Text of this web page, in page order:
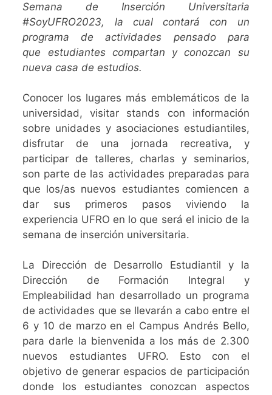
Semana de Inserción Universitaria
#SoyUFRO2023, la cual contará con un
programa de actividades pensado para
que estudiantes compartan y conozcan su
nueva casa de estudios.
Conocer los lugares más emblemáticos de la
universidad, visitar stands con información
sobre unidades y asociaciones estudiantiles,
disfrutar de una jornada recreativa, y
participar de talleres, charlas y seminarios,
son parte de las actividades preparadas para
que los/as nuevos estudiantes comiencen a
dar sus primeros pasos viviendo la
experiencia UFRO en lo que será el inicio de la
semana de inserción universitaria.
La Dirección de Desarrollo Estudiantil y la
Dirección de Formación Integral y
Empleabilidad han desarrollado un programa
de actividades que se llevarán a cabo entre el
6 y 10 de marzo en el Campus Andrés Bello,
para darle la bienvenida a los más de 2.300
nuevos estudiantes UFRO. Esto con el
objetivo de generar espacios de participación
donde los estudiantes conozcan aspectos